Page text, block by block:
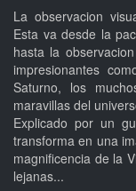
La observacion
Esta va desde la
hasta la
impresionantes
Saturno, los
maravillas del
Explicado por un
transforma en una
magnificencia de la
lejanas...